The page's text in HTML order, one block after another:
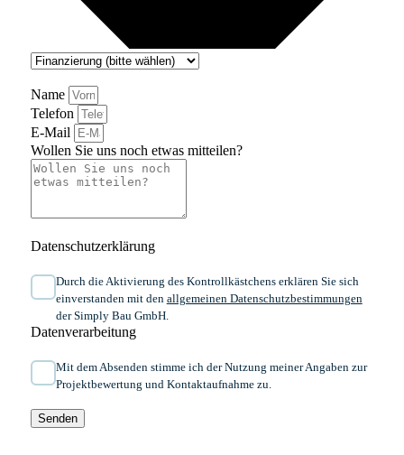
Name
Telefon
E-Mail
Wollen Sie uns noch etwas mitteilen?
Datenschutzerklärung
Durch die Aktivierung des Kontrollkästchens erklären Sie sich
einverstanden mit den allgemeinen ​Daten­schutz­bestim­mungen​​​
der Simply Bau GmbH.
Datenverarbeitung
Mit dem Absenden stimme ich der Nutzung meiner Angaben zur
Projektbewertung und Kontaktaufnahme zu.
Senden